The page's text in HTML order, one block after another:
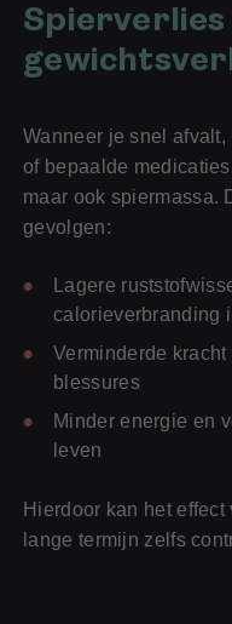
Spierverlies
Wanneer je snel
of bepaalde
maar ook spiermassa.
gevolgen:
Lagere
calorieverbranding
Verminderde
blessures
Minder energie en
leven
Hierdoor kan het
lange termijn zelfs